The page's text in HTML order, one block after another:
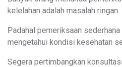
kelelahan adalah masalah ringan.
Padahal pemeriksaan
mengetahui kondisi kesehatan
Segera pertimbangkan